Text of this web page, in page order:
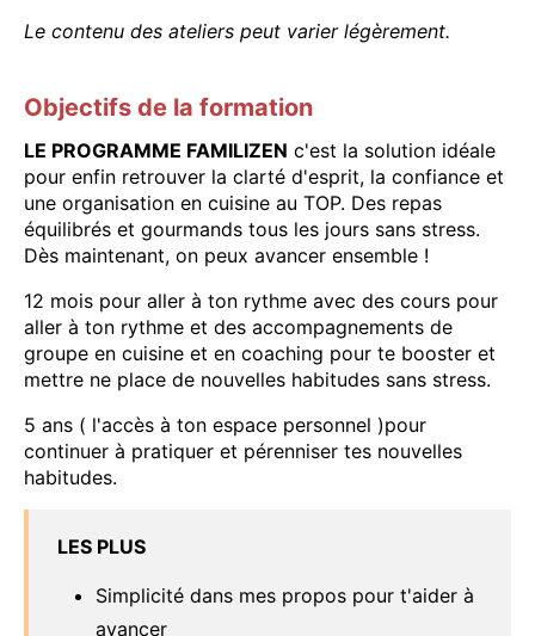
Le contenu des ateliers peut varier légèrement.
Objectifs de la formation
LE PROGRAMME FAMILIZEN c'est la solution idéale
pour enfin retrouver la clarté d'esprit, la confiance et
une organisation en cuisine au TOP. Des repas
équilibrés et gourmands tous les jours sans stress.
Dès maintenant, on peux avancer ensemble !
12 mois pour aller à ton rythme avec des cours pour
aller à ton rythme et des accompagnements de
groupe en cuisine et en coaching pour te booster et
mettre ne place de nouvelles habitudes sans stress.
5 ans ( l'accès à ton espace personnel )pour
continuer à pratiquer et pérenniser tes nouvelles
habitudes.
LES PLUS
Simplicité dans mes propos pour t'aider à
avancer